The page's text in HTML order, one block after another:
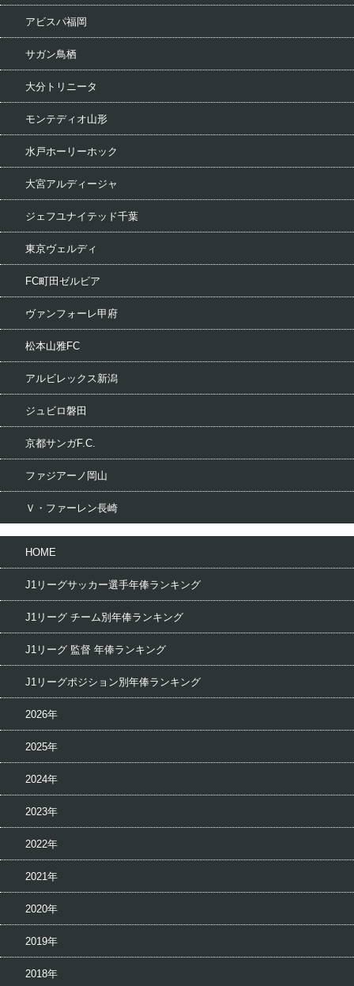
アビスパ福岡
サガン鳥栖
大分トリニータ
モンテディオ山形
水戸ホーリーホック
大宮アルディージャ
ジェフユナイテッド千葉
東京ヴェルディ
FC町田ゼルビア
ヴァンフォーレ甲府
松本山雅FC
アルビレックス新潟
ジュビロ磐田
京都サンガF.C.
ファジアーノ岡山
Ｖ・ファーレン長崎
HOME
J1リーグサッカー選手年俸ランキング
J1リーグ チーム別年俸ランキング
J1リーグ 監督 年俸ランキング
J1リーグポジション別年俸ランキング
2026年
2025年
2024年
2023年
2022年
2021年
2020年
2019年
2018年